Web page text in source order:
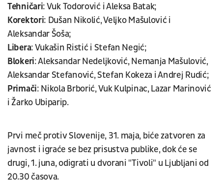
Tehničari: Vuk Todorović i Aleksa Batak;
Korektori: Dušan Nikolić, Veljko Mašulović i
Aleksandar Šoša;
Libera: Vukašin Ristić i Stefan Negić;
Blokeri: Aleksandar Nedeljković, Nemanja Mašulović,
Aleksandar Stefanović, Stefan Kokeza i Andrej Rudić;
Primači: Nikola Brborić, Vuk Kulpinac, Lazar Marinović
i Žarko Ubiparip.
Prvi meč protiv Slovenije, 31. maja, biće zatvoren za
javnost i igraće se bez prisustva publike, dok će se
drugi, 1. juna, odigrati u dvorani "Tivoli" u Ljubljani od
20.30 časova.